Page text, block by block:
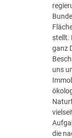
stellt.
ganz
uns
die